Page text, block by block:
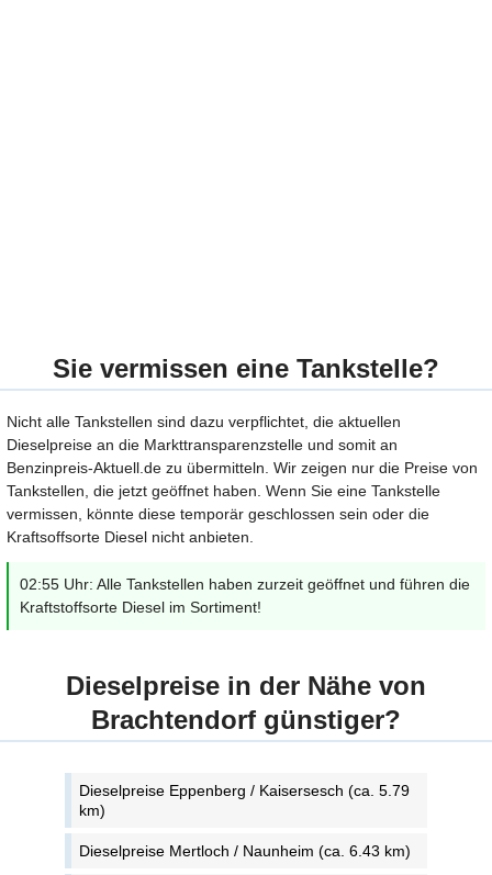
Sie vermissen eine Tankstelle?
Nicht alle Tankstellen sind dazu verpflichtet, die aktuellen
Dieselpreise an die Markttransparenzstelle und somit an
Benzinpreis-Aktuell.de zu übermitteln. Wir zeigen nur die Preise von
Tankstellen, die jetzt geöffnet haben. Wenn Sie eine Tankstelle
vermissen, könnte diese temporär geschlossen sein oder die
Kraftsoffsorte Diesel nicht anbieten.
02:55 Uhr: Alle Tankstellen haben zurzeit geöffnet und führen die
Kraftstoffsorte Diesel im Sortiment!
Dieselpreise in der Nähe von
Brachtendorf günstiger?
Dieselpreise Eppenberg / Kaisersesch (ca. 5.79
km)
Dieselpreise Mertloch / Naunheim (ca. 6.43 km)